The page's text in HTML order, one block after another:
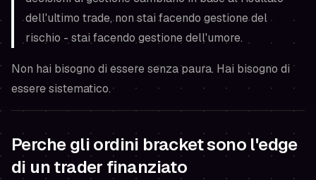
dell'ultimo trade, non stai facendo gestione del
rischio - stai facendo gestione dell'umore.
Non hai bisogno di essere senza paura. Hai bisogno di
essere sistematico.
Perche gli ordini bracket sono l'edge
di un trader finanziato